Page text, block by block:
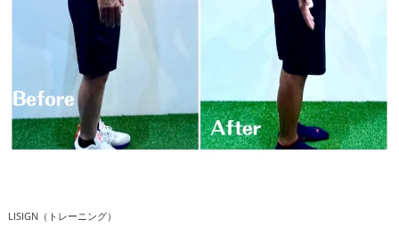
LISIGN（トレーニング）